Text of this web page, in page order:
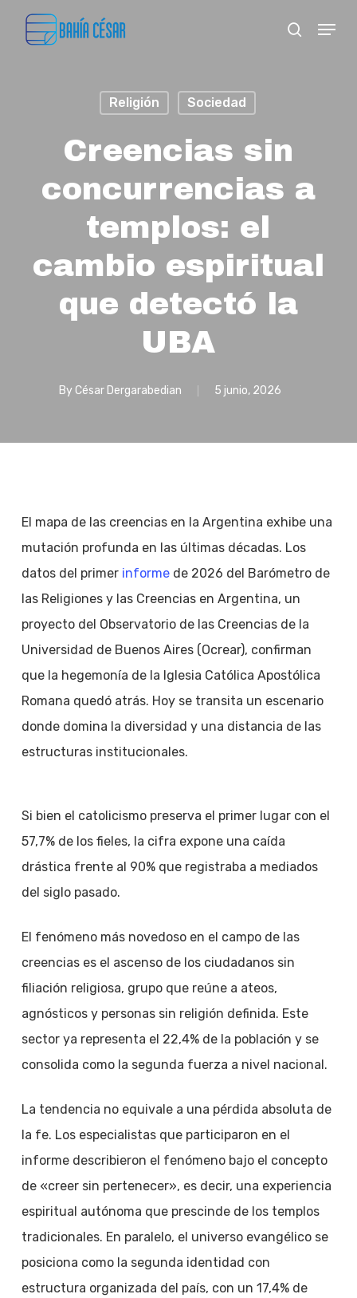
search
Menu
Religión Sociedad
Creencias sin
concurrencias a
templos: el
cambio espiritual
que detectó la
UBA
By César Dergarabedian 5 junio, 2026
El mapa de las creencias en la Argentina exhibe una
mutación profunda en las últimas décadas. Los
datos del primer informede 2026 del Barómetro de
las Religiones y las Creencias en Argentina, un
proyecto del Observatorio de las Creencias de la
Universidad de Buenos Aires (Ocrear), confirman
que la hegemonía de la Iglesia Católica Apostólica
Romana quedó atrás. Hoy se transita un escenario
donde domina la diversidad y una distancia de las
estructuras institucionales.
Si bien el catolicismo preserva el primer lugar con el
57,7% de los fieles, la cifra expone una caída
drástica frente al 90% que registraba a mediados
del siglo pasado.
El fenómeno más novedoso en el campo de las
creencias es el ascenso de los ciudadanos sin
filiación religiosa, grupo que reúne a ateos,
agnósticos y personas sin religión definida. Este
sector ya representa el 22,4% de la población y se
consolida como la segunda fuerza a nivel nacional.
La tendencia no equivale a una pérdida absoluta de
la fe. Los especialistas que participaron en el
informe describieron el fenómeno bajo el concepto
de «creer sin pertenecer», es decir, una experiencia
espiritual autónoma que prescinde de los templos
tradicionales. En paralelo, el universo evangélico se
posiciona como la segunda identidad con
estructura organizada del país, con un 17,4% de